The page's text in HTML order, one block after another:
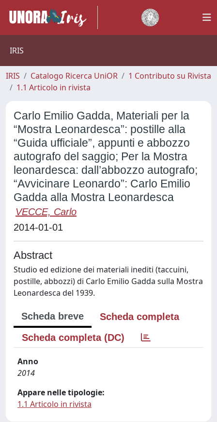
IRIS
IRIS Catalogo Ricerca UniOR
1 Contributo su Rivista
1.1 Articolo in rivista
Carlo Emilio Gadda, Materiali per la
“Mostra Leonardesca”: postille alla
“Guida ufficiale”, appunti e abbozzo
autografo del saggio; Per la Mostra
leonardesca: dall’abbozzo autografo;
“Avvicinare Leonardo”: Carlo Emilio
Gadda alla Mostra Leonardesca
VECCE, Carlo
2014-01-01
Abstract
Studio ed edizione dei materiali inediti (taccuini,
postille, abbozzi) di Carlo Emilio Gadda sulla Mostra
Leonardesca del 1939.
Scheda breve
Scheda completa
Scheda completa (DC)
Anno
2014
Appare nelle tipologie:
1.1 Articolo in rivista